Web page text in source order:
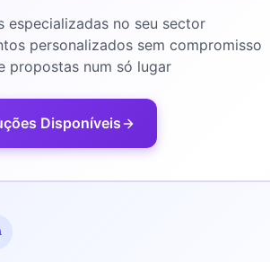
especializadas no seu sector
personalizados sem compromisso
propostas num só lugar
Disponíveis